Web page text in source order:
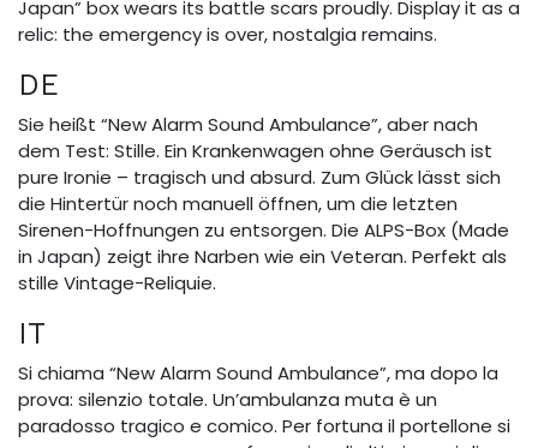
Japan” box wears its battle scars proudly. Display it as a
relic: the emergency is over, nostalgia remains.
DE
Sie heißt “New Alarm Sound Ambulance”, aber nach
dem Test: Stille. Ein Krankenwagen ohne Geräusch ist
pure Ironie – tragisch und absurd. Zum Glück lässt sich
die Hintertür noch manuell öffnen, um die letzten
Sirenen-Hoffnungen zu entsorgen. Die ALPS-Box (Made
in Japan) zeigt ihre Narben wie ein Veteran. Perfekt als
stille Vintage-Reliquie.
IT
Si chiama “New Alarm Sound Ambulance”, ma dopo la
prova: silenzio totale. Un’ambulanza muta è un
paradosso tragico e comico. Per fortuna il portellone si